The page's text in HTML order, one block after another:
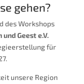
gehen?
des Workshops
Geest e.V.
für
unsere Region